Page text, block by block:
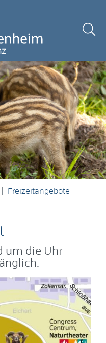
Freizeitangebote
um die Uhr